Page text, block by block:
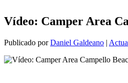
Vídeo: Camper Area
Publicado porDaniel Galdeano |